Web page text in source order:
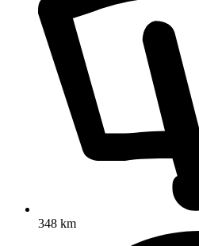
348 km